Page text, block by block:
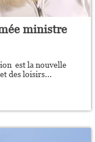
ministre
est la nouvelle
des loisirs...